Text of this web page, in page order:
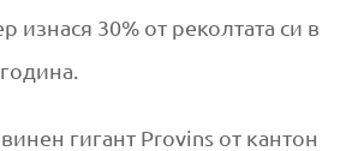
изнася 30% от реколтата си в
гигант Provins от кантон